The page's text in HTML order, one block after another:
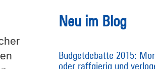
Neu im Blog
Budgetdebatte 2015:
oder raffgierig und